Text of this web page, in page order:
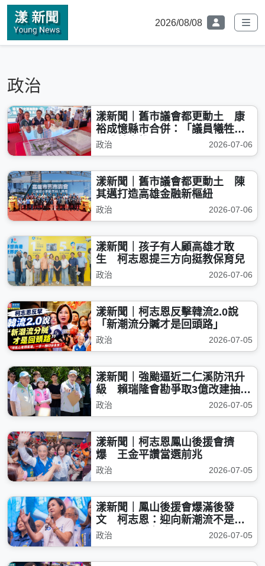
2026/08/08
政治
漾新聞｜舊市議會都更動土 康
裕成憶縣市合併：「議員犧牲自
己成就高雄」
政治 2026-07-06
漾新聞｜舊市議會都更動土 陳
其邁打造高雄金融新樞紐
政治 2026-07-06
漾新聞｜孩子有人顧高雄才敢
生 柯志恩提三方向挺教保育兒
政治 2026-07-06
漾新聞｜柯志恩反擊韓流2.0說
「新潮流分贓才是回頭路」
政治 2026-07-05
漾新聞｜強颱逼近二仁溪防汛升
級 賴瑞隆會勘爭取3億改建抽水
站
政治 2026-07-05
漾新聞｜柯志恩鳳山後援會擠
爆 王金平讚當選前兆
政治 2026-07-05
漾新聞｜鳳山後援會爆滿後發
文 柯志恩：迎向新潮流不是走
回派系分贓老路
政治 2026-07-05